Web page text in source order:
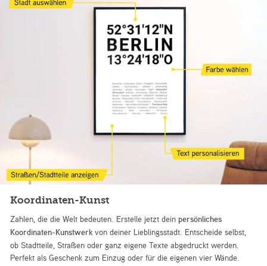
Koordinaten-Kunst
Zahlen, die die Welt bedeuten. Erstelle jetzt dein persönliches
Koordinaten-Kunstwerk von deiner Lieblingsstadt. Entscheide selbst,
ob Stadtteile, Straßen oder ganz eigene Texte abgedruckt werden.
Perfekt als Geschenk zum Einzug oder für die eigenen vier Wände.